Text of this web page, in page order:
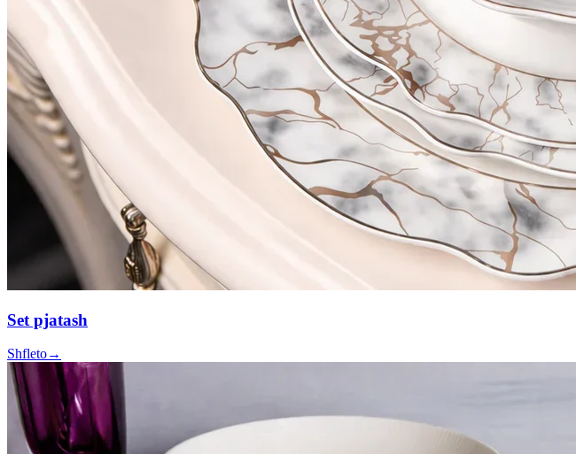
Set pjatash
Shfleto→